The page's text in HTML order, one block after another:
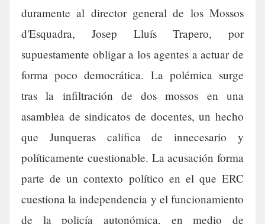
duramente al director general de los Mossos
d'Esquadra, Josep Lluís Trapero, por
supuestamente obligar a los agentes a actuar de
forma poco democrática. La polémica surge
tras la infiltración de dos mossos en una
asamblea de sindicatos de docentes, un hecho
que Junqueras califica de innecesario y
políticamente cuestionable. La acusación forma
parte de un contexto político en el que ERC
cuestiona la independencia y el funcionamiento
de la policía autonómica, en medio de